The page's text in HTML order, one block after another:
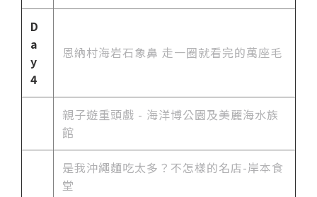
D
a
y
4
恩納村海岩石象鼻 走一圈就看完的萬座毛
親子遊重頭戲 - 海洋博公園及美麗海水族
館
是我沖繩麵吃太多？不怎樣的名店-岸本食
堂